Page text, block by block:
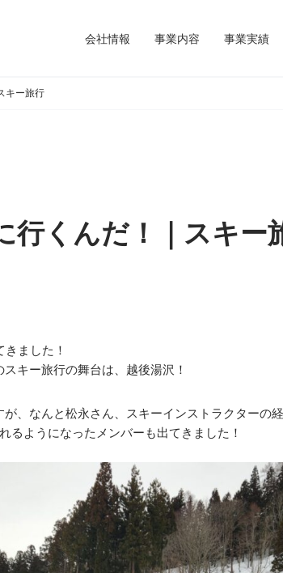
会社情報 事業内容 事業実績
キー旅行
行くんだ！｜スキー
ました！
キー旅行の舞台は、越後湯沢！
、なんと松永さん、スキーインストラクターの経
るようになったメンバーも出てきました！